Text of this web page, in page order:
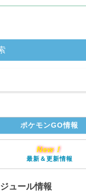
ポケモンGO情報
New！
最新＆更新情報
ュール情報